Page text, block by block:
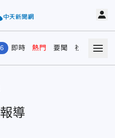
即時 熱門 要聞 社會 娛樂
導